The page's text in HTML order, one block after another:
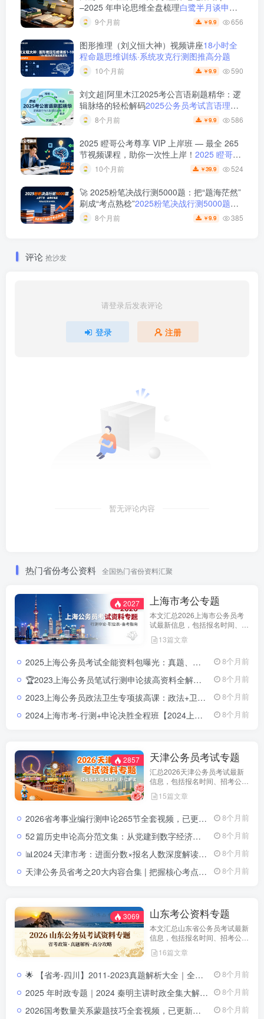
–2025 年申论思维全盘梳理白鹭半月谈申论
笔记全集：60天上岸＋大作文＋小题＋解题
9个月前 ￥9.9 656
图形推理（刘义恒大神）视频讲座18小时全
程命题思维训练·系统攻克行测图推高分题
10个月前 ￥9.9 590
刘文超|阿里木江2025考公言语刷题精华：逻
辑脉络的轻松解码2025公务员考试言语理解
刷题视频课程
8个月前 ￥9.9 586
2025 瞪哥公考尊享 VIP 上岸班 — 最全 265
节视频课程，助你一次性上岸！ 2025 瞪哥公
考尊享 VIP 上岸班 — 最全 265 节视频课
程，助你一次性上岸！
10个月前 ￥39.9 524
🚀 2025粉笔决战行测5000题：把“题海茫然”
刷成“考点熟稔”2025粉笔决战行测5000题上
册下册8个月前 ￥9.9 385
评论 抢沙发
请登录后发表评论
登录 注册
暂无评论内容
热门省份考公资料 全国热门省份资料汇聚
2027 上海市考公专题
本文汇总2026上海市公务员考
试最新信息，包括报名时间、招
测申论备考指南。通过政策解读
天津市考特点，合理安排备考计
13篇文章
2025上海公务员考试全能资料包曝光：真题、申论、行测、政策全收录2025上海公务员考试全能资料包｜含历年真题+行测申论解析+市政热点合集｜教育学习网 8个月前
🏆2023上海公务员笔试行测申论拔高资料全解：提分必备📘来源：教育学习网（jiaoyuxuexi.com ） 📦资源类型：上海公务员笔试提分课程+讲义 📚覆盖方向：行测、申论、常识判断、数量关系、言语理解、判断推理、资料分析等全模块 8个月前
2023上海公务员政法卫生专项拔高课：政法+卫生+信息技术，一站掌握核心考点！📘 来源：教育学习网（jiaoyuxuexi.com ） 📦 资源类型：政法卫生专项提分资料 + 讲义 + 试看视频 📚 涵盖方向：卫生健康管理、信息技术、政法基础、基层人民警察专项等 8个月前
2024上海市考-行测+申论决胜全程班【2024上海市考全程班】一次掌握行测+申论，突破高分就在眼前！ 8个月前
2857 天津公务员考试专题
汇总2026天津公务员考试最新
信息，包括报名时间、招考公
论备考指南。通过政策解读和考
市考特点，合理安排备考计划，
15篇文章
2026省考事业编行测申论265节全套视频，已更新完结（零基础专用）2026公务员事业单位行测申论265节视频课程 8个月前
52 篇历史申论高分范文集：从党建到数字经济，一网打尽2024天津市考热门主题天津市考申论高分范文52篇：党建·数字经济·基层治理全覆盖 8个月前
📊2024 天津市考：进面分数×报名人数深度解读！2024 天津市考报名人数／进面分数大揭秘｜公安岗 vs 普通岗全面分析 8个月前
天津公务员省考之20大内容合集 | 把握核心考点天津公务员省考之20大内容合集｜二十大报告精讲+常识精编+思维导图系统课 8个月前
3069 山东考公资料专题
本文汇总山东省公务员考试最新
信息，包括报名时间、招考公
论备考指南。通过政策解读和考
市考特点，合理安排备考计划，
16篇文章
🌟 【省考-四川】2011-2023真题解析大全｜全省历年申论&行测题库四川省历年真题带解析 | 2011-2023申论&行测真题合集 8个月前
2025 年时政专题｜2024 秦明主讲时政全集大解析2025 年时政专题｜2024 秦明主讲时政全集大解析 8个月前
2026国考数量关系蒙题技巧全套视频，已更新完结（复盘）2026公务员数量关系蒙题技巧视频 8个月前